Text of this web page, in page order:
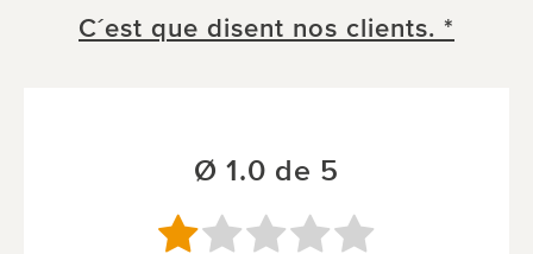
C´est que disent nos clients. *
Ø 1.0 de 5